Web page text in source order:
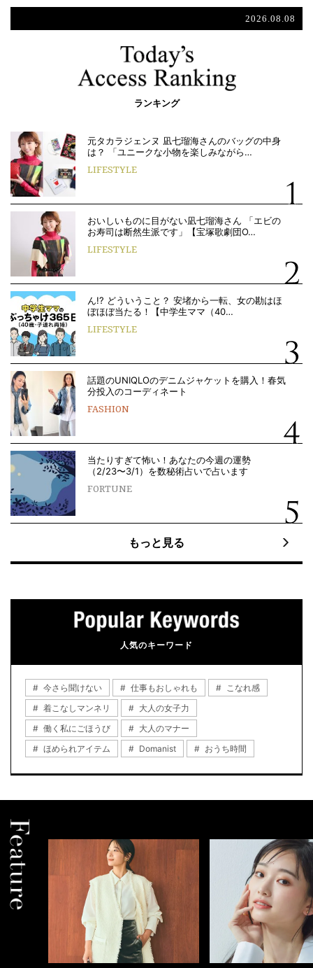
2026.08.08
ランキング
元タカラジェンヌ 凪七瑠海さんのバッグの中身
は？ 「ユニークな小物を楽しみながら…
LIFESTYLE
おいしいものに目がない凪七瑠海さん 「エビの
お寿司は断然生派です」【宝塚歌劇団O…
LIFESTYLE
ん!? どういうこと？ 安堵から一転、女の勘はほ
ぼほぼ当たる！【中学生ママ（40…
LIFESTYLE
話題のUNIQLOのデニムジャケットを購入！春気
分投入のコーディネート
FASHION
当たりすぎて怖い！あなたの今週の運勢
（2/23〜3/1）を数秘術占いで占います
FORTUNE
もっと見る
人気のキーワード
今さら聞けない 仕事もおしゃれも
こなれ感
着こなしマンネリ
大人の女子力
働く私にごほうび
大人のマナー
ほめられアイテム
Domanist おうち時間